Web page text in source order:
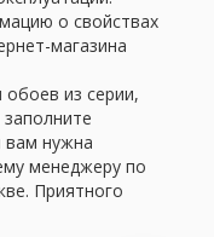
о свойствах
магазина
из серии,
вам нужна
менеджеру по
Приятного